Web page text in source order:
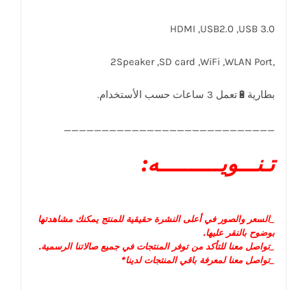
HDMI ,USB2.0 ,USB 3.0
,2Speaker ,SD card ,WiFi ,WLAN Port
____________________________
تـنـــويــــــــــه:
_السعر والصور في أعلى النشرة حقيقية للمنتج يمكنك مشاهدتها
بوضوح بالنقر عليها.
_تواصل معنا للتأكد من توفر المنتجات في جميع صالاتنا الرسمية.
_تواصل معنا لمعرفة باقي المنتجات لدينا*